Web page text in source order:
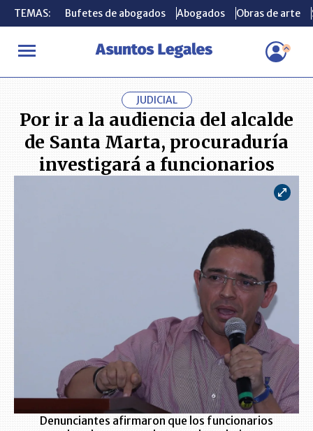
TEMAS: Bufetes de abogados Abogados Obras de arte
INICIO ACTUALIDAD Por ir a la audiencia del alcalde de
TEMAS: Bufetes de abogados Abogados Obras de arte
JUDICIAL
Por ir a la audiencia del alcalde
de Santa Marta, procuraduría
investigará a funcionarios
Denunciantes afirmaron que los funcionarios